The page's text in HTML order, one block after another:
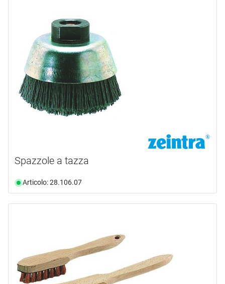
Spazzole a tazza
Articolo: 28.106.07